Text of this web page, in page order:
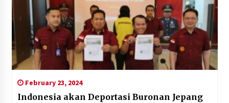
February 23, 2024
Indonesia akan Deportasi Buronan Jepang